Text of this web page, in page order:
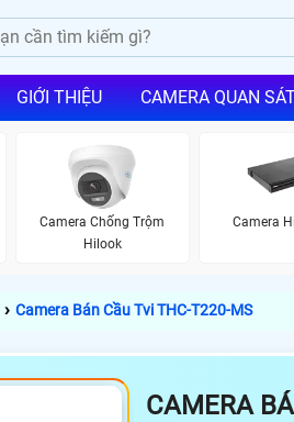
GIỚI THIỆU CAMERA QUAN
Camera Chống Trộm
Hilook
Camera
› Camera Bán Cầu Tvi THC-T220-MS
CAMERA